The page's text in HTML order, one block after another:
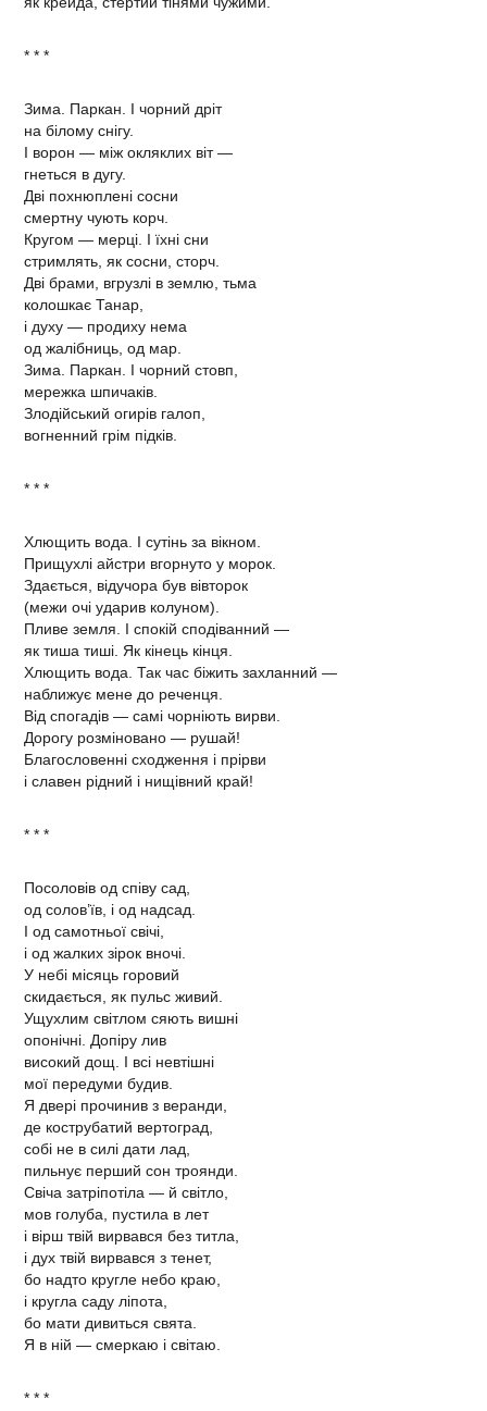
* * *
Зима. Паркан. І чорний дріт
на білому снігу.
І ворон — між окляклих віт —
гнеться в дугу.
Дві похнюплені сосни
смертну чують корч.
Кругом — мерці. І їхні сни
стримлять, як сосни, сторч.
Дві брами, вгрузлі в землю, тьма
колошкає Танар,
і духу — продиху нема
од жалібниць, од мар.
Зима. Паркан. І чорний стовп,
мережка шпичаків.
Злодійський огирів галоп,
вогненний грім підків.
* * *
Хлющить вода. І сутінь за вікном.
Прищухлі айстри вгорнуто у морок.
Здається, відучора був вівторок
(межи очі ударив колуном).
Пливе земля. І спокій сподіванний —
як тиша тиші. Як кінець кінця.
Хлющить вода. Так час біжить захланний —
наближує мене до реченця.
Від спогадів — самі чорніють вирви.
Дорогу розміновано — рушай!
Благословенні сходження і прірви
і славен рідний і нищівний край!
* * *
Посоловів од співу сад,
од солов’їв, і од надсад.
І од самотньої свічі,
і од жалких зірок вночі.
У небі місяць горовий
скидається, як пульс живий.
Ущухлим світлом сяють вишні
опонічні. Допіру лив
високий дощ. І всі невтішні
мої передуми будив.
Я двері прочинив з веранди,
де кострубатий вертоград,
собі не в силі дати лад,
пильнує перший сон троянди.
Свіча затріпотіла — й світло,
мов голуба, пустила в лет
і вірш твій вирвався без титла,
і дух твій вирвався з тенет,
бо надто кругле небо краю,
і кругла саду ліпота,
бо мати дивиться свята.
Я в ній — смеркаю і світаю.
* * *